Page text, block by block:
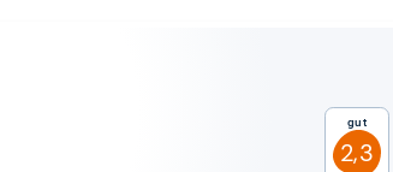
Gut
2,3